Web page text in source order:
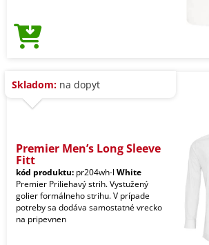
Skladom: na dopyt
Premier Men’s Long Sleeve
Fitt
kód produktu: pr204wh-l White
Premier Priliehavý strih. Vystužený
golier formálneho strihu. V prípade
potreby sa dodáva samostatné vrecko
na pripevnen